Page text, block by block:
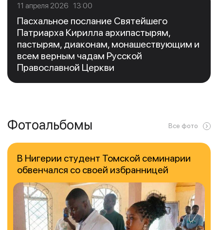
11 апреля 2026 13:00
Пасхальное послание Святейшего
Патриарха Кирилла архипастырям,
пастырям, диаконам, монашествующим и
всем верным чадам Русской
Православной Церкви
Фотоальбомы Все фото
В Нигерии студент Томской семинарии
обвенчался со своей избранницей